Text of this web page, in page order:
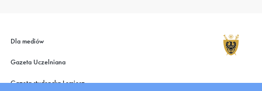
Dla mediów
Gazeta Uczelniana
Gazeta studencka Lemiesz